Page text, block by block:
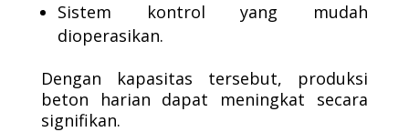
Sistem kontrol yang mudah
dioperasikan.
Dengan kapasitas tersebut, produksi
beton harian dapat meningkat secara
signifikan.